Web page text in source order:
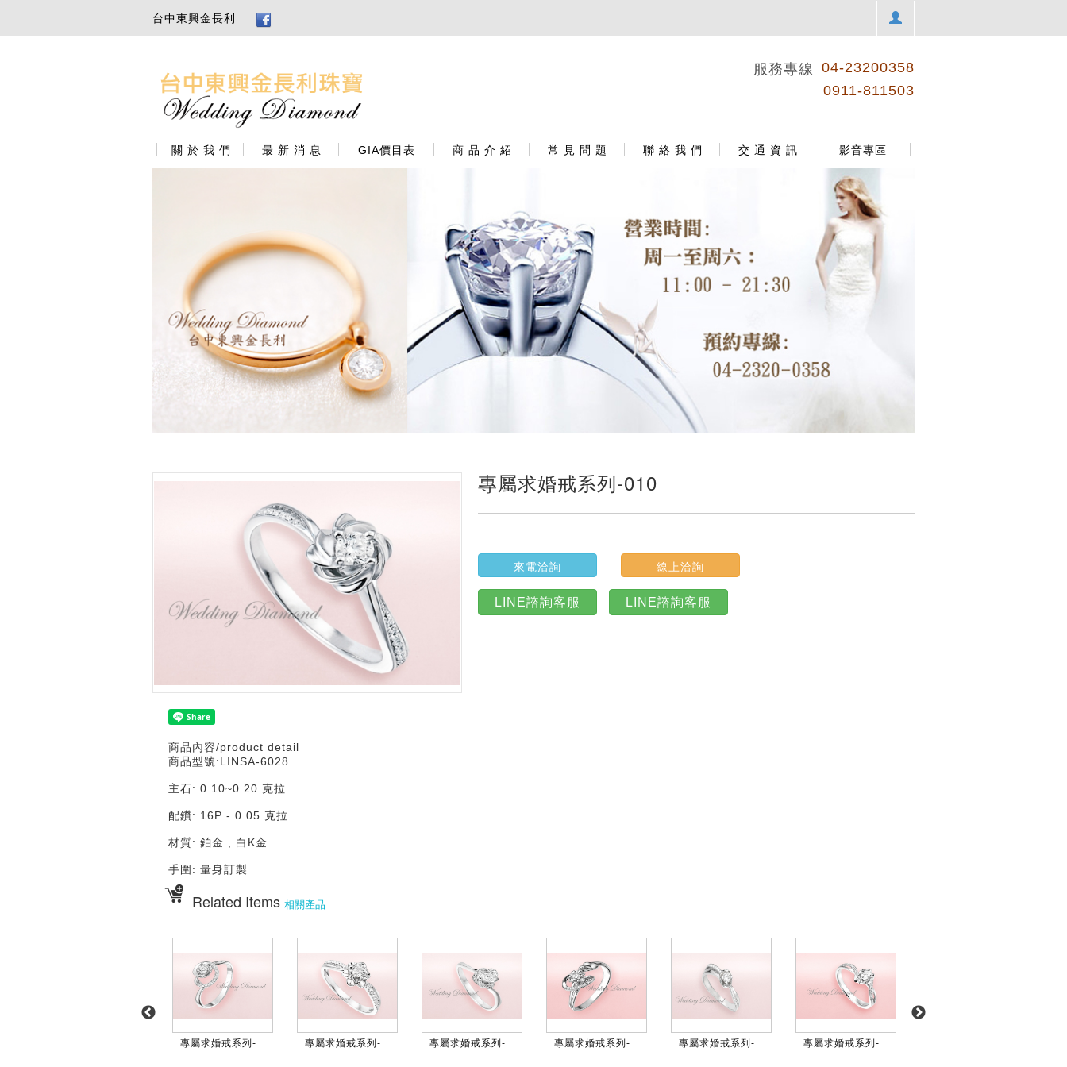
台中東興金長利
服務專線 04-23200358
0911-811503
關 於 我 們 最 新 消 息 GIA價目表 商 品 介 紹 常 見 問 題 聯 絡 我 們 交 通 資 訊 影音專區
專屬求婚戒系列-010
來電洽詢 線上洽詢
LINE諮詢客服 LINE諮詢客服
商品內容/product detail
商品型號:LINSA-6028
主石: 0.10~0.20 克拉
配鑽: 16P - 0.05 克拉
材質: 鉑金 , 白K金
手圍: 量身訂製
Related Items 相關產品
專屬求婚戒系列-... 專屬求婚戒系列-... 專屬求婚戒系列-... 專屬求婚戒系列-... 專屬求婚戒系列-... 專屬求婚戒系列-...